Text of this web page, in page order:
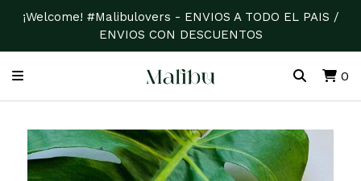
¡Welcome! #Malibulovers - ENVIOS A TODO EL PAIS /
ENVIOS CON DESCUENTOS
0